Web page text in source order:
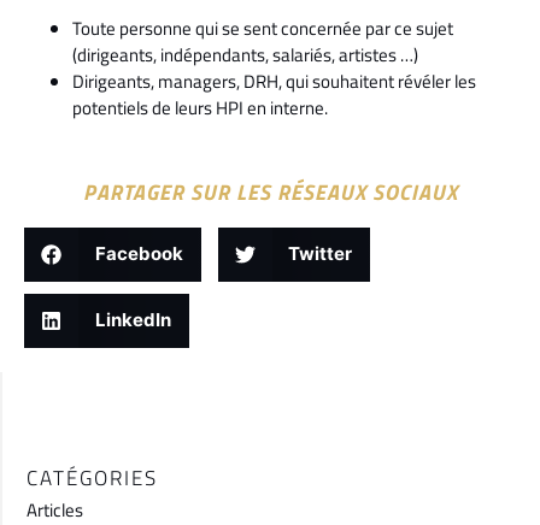
Toute personne qui se sent concernée par ce sujet
(dirigeants, indépendants, salariés, artistes …)
Dirigeants, managers, DRH, qui souhaitent révéler les
potentiels de leurs HPI en interne.
PARTAGER SUR LES RÉSEAUX SOCIAUX
Facebook Twitter
LinkedIn
CATÉGORIES
Articles